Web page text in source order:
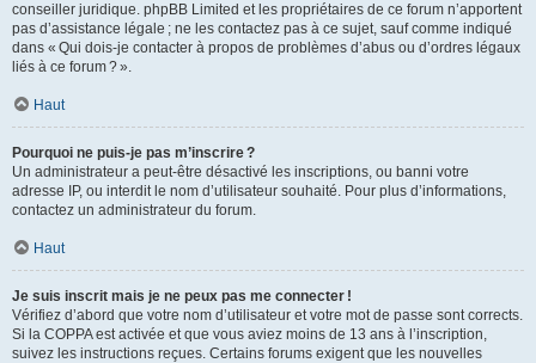
conseiller juridique. phpBB Limited et les propriétaires de ce forum n’apportent
pas d’assistance légale ; ne les contactez pas à ce sujet, sauf comme indiqué
dans « Qui dois-je contacter à propos de problèmes d’abus ou d’ordres légaux
liés à ce forum ? ».
Haut
Pourquoi ne puis-je pas m’inscrire ?
Un administrateur a peut-être désactivé les inscriptions, ou banni votre
adresse IP, ou interdit le nom d’utilisateur souhaité. Pour plus d’informations,
contactez un administrateur du forum.
Haut
Je suis inscrit mais je ne peux pas me connecter !
Vérifiez d’abord que votre nom d’utilisateur et votre mot de passe sont corrects.
Si la COPPA est activée et que vous aviez moins de 13 ans à l’inscription,
suivez les instructions reçues. Certains forums exigent que les nouvelles